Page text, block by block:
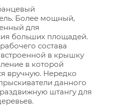
Более мощный,
для
больших площадей.
состава
в крышку
в которой
вручную. Нередко
данного
штангу для